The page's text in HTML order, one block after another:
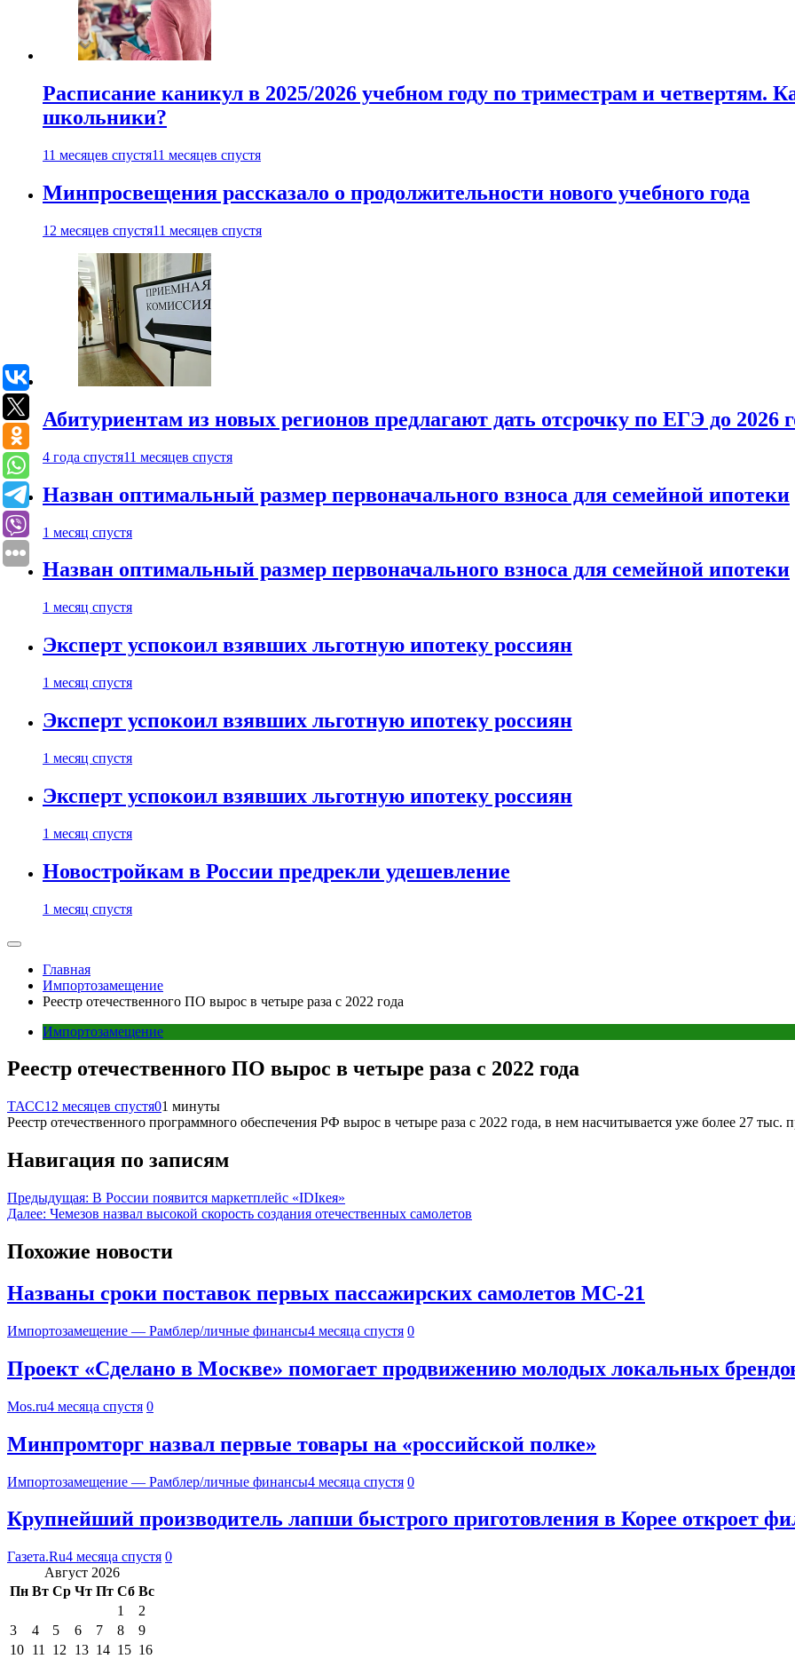
Расписание каникул в 2025/2026 учебном году по триместрам и четвертям.
школьники?
11 месяцев спустя11 месяцев спустя
Минпросвещения рассказало о продолжительности нового учебного года
12 месяцев спустя11 месяцев спустя
Абитуриентам из новых регионов предлагают дать отсрочку по ЕГЭ до 2026
4 года спустя11 месяцев спустя
Назван оптимальный размер первоначального взноса для семейной ипотеки
1 месяц спустя
Назван оптимальный размер первоначального взноса для семейной ипотеки
1 месяц спустя
Эксперт успокоил взявших льготную ипотеку россиян
1 месяц спустя
Эксперт успокоил взявших льготную ипотеку россиян
1 месяц спустя
Эксперт успокоил взявших льготную ипотеку россиян
1 месяц спустя
Новостройкам в России предрекли удешевление
1 месяц спустя
Главная
Импортозамещение
Реестр отечественного ПО вырос в четыре раза с 2022 года
Импортозамещение
Реестр отечественного ПО вырос в четыре раза с 2022 года
ТАСС12 месяцев спустя01 минуты
Реестр отечественного программного обеспечения РФ вырос в четыре раза с 2022 года, в нем насчитывается уже более 27 тыс.
Навигация по записям
Предыдущая: В России появится маркетплейс «IDIкея»
Далее: Чемезов назвал высокой скорость создания отечественных самолетов
Похожие новости
Названы сроки поставок первых пассажирских самолетов МС-21
Импортозамещение — Рамблер/личные финансы4 месяца спустя 0
Проект «Сделано в Москве» помогает продвижению молодых локальных
Mos.ru4 месяца спустя 0
Минпромторг назвал первые товары на «российской полке»
Импортозамещение — Рамблер/личные финансы4 месяца спустя 0
Крупнейший производитель лапши быстрого приготовления в Корее откроет
Газета.Ru4 месяца спустя 0
Август 2026
Пн Вт Ср Чт Пт Сб Вс
1
2
3
4 5 6 7 8
9
10 11 12 13 14 15 16